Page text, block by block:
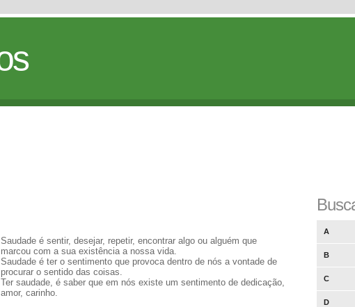
Saudade é sentir, desejar, repetir, encontrar algo ou alguém que
marcou com a sua existência a nossa vida.
Saudade é ter o sentimento que provoca dentro de nós a vontade de
procurar o sentido das coisas.
Ter saudade, é saber que em nós existe um sentimento de dedicação,
amor, carinho.
A
B
C
D